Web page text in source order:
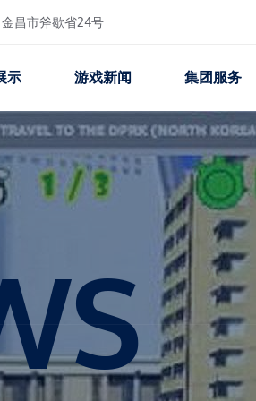
金昌市斧歇省24号
示 游戏新闻 集团服务